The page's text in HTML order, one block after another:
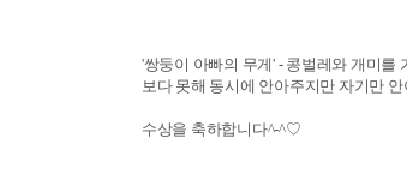
'쌍둥이 아빠의 무게' - 콩벌레와 개미를
보다 못해 동시에 안아주지만 자기만
수상을 축하합니다^-^♡